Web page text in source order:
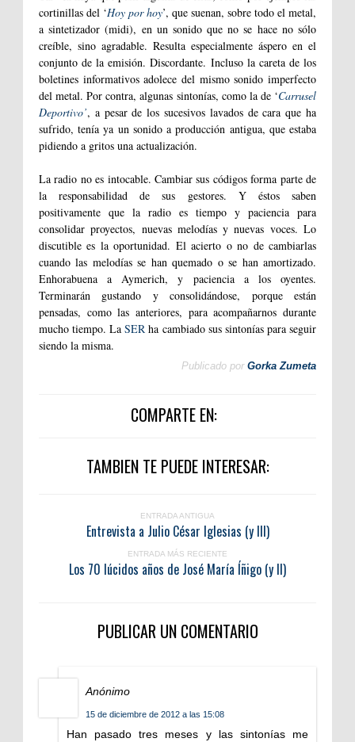
cortinillas del ‘Hoy por hoy’, que suenan, sobre todo el metal,
a sintetizador (midi), en un sonido que no se hace no sólo
creíble, sino agradable. Resulta especialmente áspero en el
conjunto de la emisión. Discordante. Incluso la careta de los
boletines informativos adolece del mismo sonido imperfecto
del metal. Por contra, algunas sintonías, como la de ‘Carrusel
Deportivo’, a pesar de los sucesivos lavados de cara que ha
sufrido, tenía ya un sonido a producción antigua, que estaba
pidiendo a gritos una actualización.
La radio no es intocable. Cambiar sus códigos forma parte de
la responsabilidad de sus gestores. Y éstos saben
positivamente que la radio es tiempo y paciencia para
consolidar proyectos, nuevas melodías y nuevas voces. Lo
discutible es la oportunidad. El acierto o no de cambiarlas
cuando las melodías se han quemado o se han amortizado.
Enhorabuena a Aymerich, y paciencia a los oyentes.
Terminarán gustando y consolidándose, porque están
pensadas, como las anteriores, para acompañarnos durante
mucho tiempo. LaSERha cambiado sus sintonías para seguir
siendo la misma.
Publicado por Gorka Zumeta
COMPARTE EN:
TAMBIEN TE PUEDE INTERESAR:
ENTRADA ANTIGUA
Entrevista a Julio César Iglesias (y III)
ENTRADA MÁS RECIENTE
Los 70 lúcidos años de José María Íñigo (y II)
PUBLICAR UN COMENTARIO
Anónimo
15 de diciembre de 2012 a las 15:08
Han pasado tres meses y las sintonías me